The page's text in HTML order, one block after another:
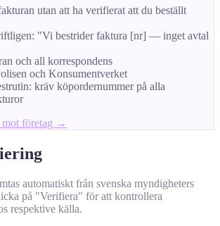
utan att ha verifierat att du beställt
"Vi bestrider faktura [nr] — inget avtal
och all korrespondens
och Konsumentverket
kräv köpordernummer på alla
företag →
automatiskt från svenska myndigheters
på "Verifiera" för att kontrollera
respektive källa.